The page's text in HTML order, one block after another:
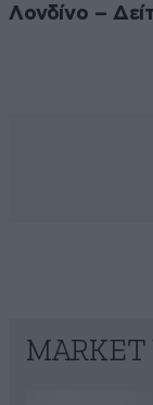
Λονδίνο –
MARKET